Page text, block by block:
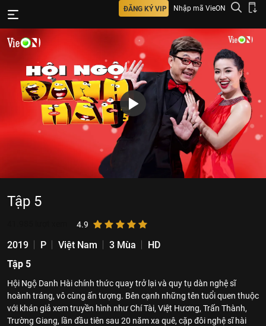
ĐĂNG KÝ VIP Nhập mã VieON
Tập 5
4.9
2019 P Việt Nam 3 Mùa
HD
Tập 5
Hội Ngộ Danh Hài chính thức quay trở lại và quy tụ dàn nghệ sĩ
hoành tráng, vô cùng ấn tượng. Bên cạnh những tên tuổi quen thuộc
với khán giả xem truyền hình như Chí Tài, Việt Hương, Trấn Thành,
Trường Giang, lần đầu tiên sau 20 năm xa quê, cặp đôi nghệ sĩ hài